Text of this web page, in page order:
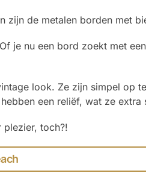
zijn de metalen borden met
je nu een bord zoekt met
look. Ze zijn simpel op
een reliëf, wat ze extra
toch?!